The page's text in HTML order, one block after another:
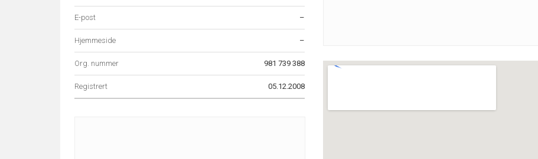
E-post –
Hjemmeside –
Org. nummer 981 739 388
Registrert 05.12.2008